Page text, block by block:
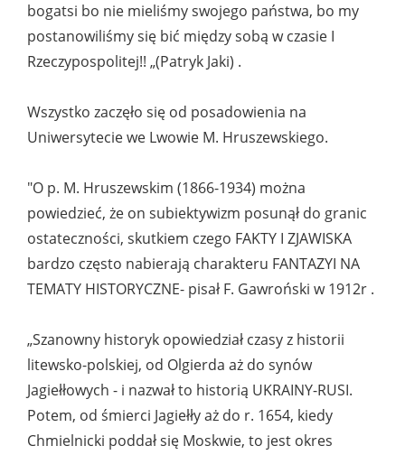
bogatsi bo nie mieliśmy swojego państwa, bo my
postanowiliśmy się bić między sobą w czasie I
Rzeczypospolitej!! „(Patryk Jaki) .
Wszystko zaczęło się od posadowienia na
Uniwersytecie we Lwowie M. Hruszewskiego.
"O p. M. Hruszewskim (1866-1934) można
powiedzieć, że on subiektywizm posunął do granic
ostateczności, skutkiem czego FAKTY I ZJAWISKA
bardzo często nabierają charakteru FANTAZYI NA
TEMATY HISTORYCZNE- pisał F. Gawroński w 1912r .
„Szanowny historyk opowiedział czasy z historii
litewsko-polskiej, od Olgierda aż do synów
Jagiełłowych - i nazwał to historią UKRAINY-RUSI.
Potem, od śmierci Jagiełły aż do r. 1654, kiedy
Chmielnicki poddał się Moskwie, to jest okres